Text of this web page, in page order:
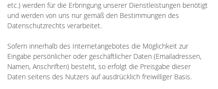
etc.) werden für die Erbringung unserer Dienstleistungen benötigt
und werden von uns nur gemäß den Bestimmungen des
Datenschutzrechts verarbeitet.
Sofern innerhalb des Internetangebotes die Möglichkeit zur
Eingabe persönlicher oder geschäftlicher Daten (Emailadressen,
Namen, Anschriften) besteht, so erfolgt die Preisgabe dieser
Daten seitens des Nutzers auf ausdrücklich freiwilliger Basis.